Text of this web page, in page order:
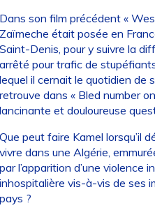
son film précédent «
était posée en
Denis, pour y suivre la
pour trafic de
il cernait le quotidien de
dans « Bled number
et douloureuse
peut faire Kamel lorsqu’il
dans une Algérie,
l’apparition d’une violence
vis-à-vis de ses
?